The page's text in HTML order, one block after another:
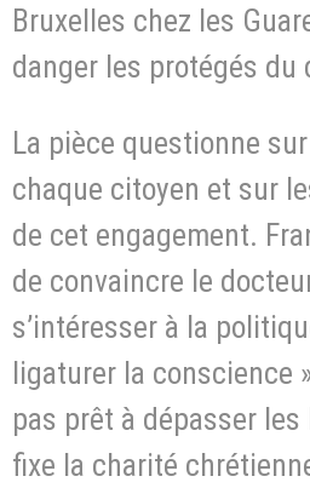
Bruxelles chez les
danger les protégés du
La pièce questionne
chaque citoyen et sur
de cet engagement.
de convaincre le
s’intéresser à la
ligaturer la conscience
pas prêt à dépasser
fixe la charité